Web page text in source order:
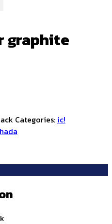
graphite
Categories: ic!